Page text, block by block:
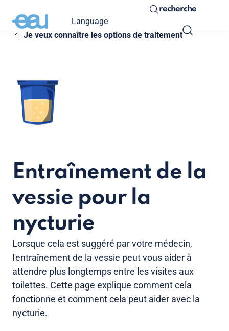
Language
recherche
Je veux connaître les options de traitement
Entraînement de la
vessie pour la
nycturie
Lorsque cela est suggéré par votre médecin,
l'entraînement de la vessie peut vous aider à
attendre plus longtemps entre les visites aux
toilettes. Cette page explique comment cela
fonctionne et comment cela peut aider avec la
nycturie.